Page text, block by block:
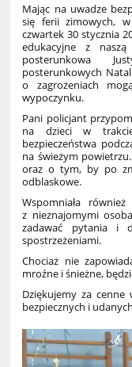
Mając na uwadze
się ferii zimowych,
czwartek 30 stycznia
edukacyjne z naszą
posterunkowa
posterunkowych
o zagrożeniach
wypoczynku.
Pani policjant
na dzieci w
bezpieczeństwa
na świeżym
oraz o tym, by po
odblaskowe.
Wspomniała
z nieznajomymi
zadawać pytania i
spostrzeżeniami.
Chociaż nie
mroźne i śnieżne,
Dziękujemy za
bezpiecznych i